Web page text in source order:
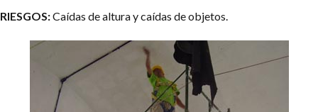
RIESGOS:Caídas de altura y caídas de objetos.